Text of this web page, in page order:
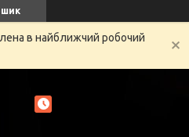
в найближчий робочий